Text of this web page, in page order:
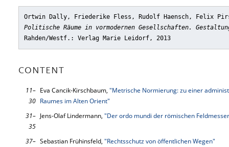
Ortwin Dally, Friederike Fless, Rudolf Haensch, Felix
Politische Räume in vormodernen Gesellschaften.
Rahden/Westf.: Verlag Marie Leidorf, 2013
CONTENT
11–
30
Eva Cancik-Kirschbaum, "Metrische Normierung: zu einer
Raumes im Alten Orient"
31–
35
Jens-Olaf Lindermann, "Der ordo mundi der römischen
37– Sebastian Frühinsfeld, "Rechtsschutz von öffentlichen Wegen"